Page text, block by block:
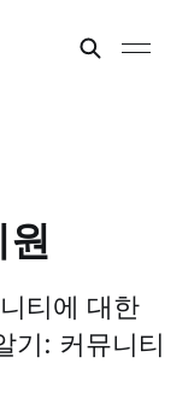
티에 대한
기: 커뮤니티